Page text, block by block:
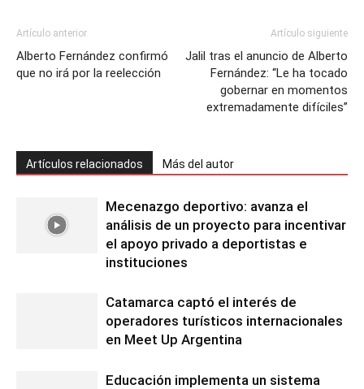
Artículo anterior
Alberto Fernández confirmó
que no irá por la reelección
Artículo siguiente
Jalil tras el anuncio de Alberto
Fernández: “Le ha tocado
gobernar en momentos
extremadamente difíciles”
Artículos relacionados Más del autor
Mecenazgo deportivo: avanza el
análisis de un proyecto para incentivar
el apoyo privado a deportistas e
instituciones
Catamarca captó el interés de
operadores turísticos internacionales
en Meet Up Argentina
Educación implementa un sistema